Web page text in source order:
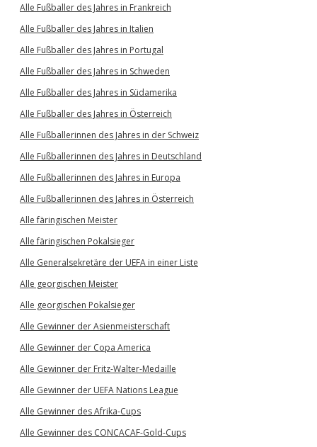
Alle Fußballer des Jahres in Frankreich
Alle Fußballer des Jahres in Italien
Alle Fußballer des Jahres in Portugal
Alle Fußballer des Jahres in Schweden
Alle Fußballer des Jahres in Südamerika
Alle Fußballer des Jahres in Österreich
Alle Fußballerinnen des Jahres in der Schweiz
Alle Fußballerinnen des Jahres in Deutschland
Alle Fußballerinnen des Jahres in Europa
Alle Fußballerinnen des Jahres in Österreich
Alle färingischen Meister
Alle färingischen Pokalsieger
Alle Generalsekretäre der UEFA in einer Liste
Alle georgischen Meister
Alle georgischen Pokalsieger
Alle Gewinner der Asienmeisterschaft
Alle Gewinner der Copa America
Alle Gewinner der Fritz-Walter-Medaille
Alle Gewinner der UEFA Nations League
Alle Gewinner des Afrika-Cups
Alle Gewinner des CONCACAF-Gold-Cups